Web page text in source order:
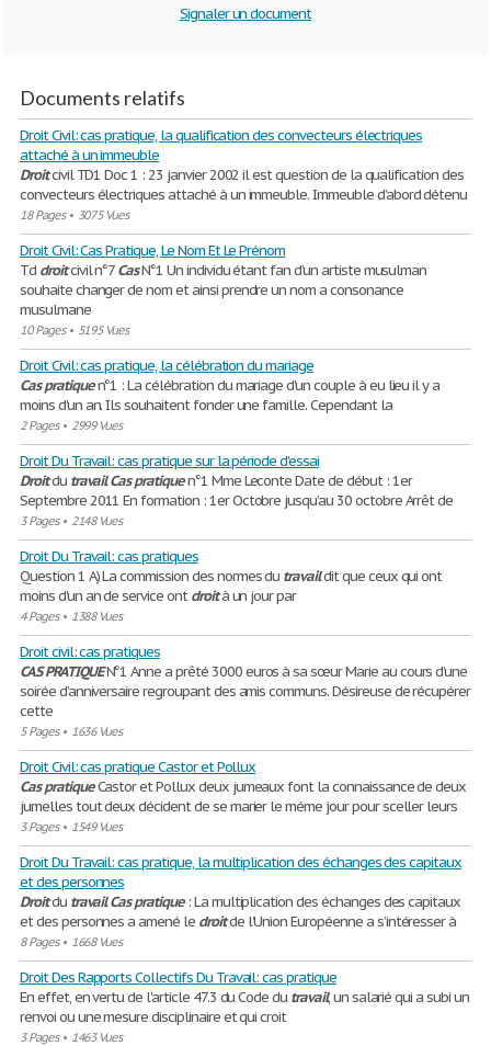
Signaler un document
Documents relatifs
Droit Civil: cas pratique, la qualification des convecteurs électriques
attaché à un immeuble
Droitcivil TD1 Doc 1 : 23 janvier 2002 il est question de la qualification des
convecteurs électriques attaché à un immeuble. Immeuble d’abord détenu
18 Pages• 3075 Vues
Droit Civil: Cas Pratique, Le Nom Et Le Prénom
Td droitcivil n°7CasN°1 Un individu étant fan d’un artiste musulman
souhaite changer de nom et ainsi prendre un nom a consonance
musulmane
10 Pages• 5195 Vues
Droit Civil: cas pratique, la célébration du mariage
Cas pratiquen°1 : La célébration du mariage d'un couple à eu lieu il y a
moins d'un an. Ils souhaitent fonder une famille. Cependant la
2 Pages• 2999 Vues
Droit Du Travail: cas pratique sur la période d'essai
Droitdutravail Cas pratiquen°1 Mme Leconte Date de début : 1er
Septembre 2011 En formation : 1er Octobre jusqu’au 30 octobre Arrêt de
3 Pages• 2148 Vues
Droit Du Travail: cas pratiques
Question 1 A) La commission des normes dutravaildit que ceux qui ont
moins d'un an de service ontdroità un jour par
4 Pages• 1388 Vues
Droit civil: cas pratiques
CASPRATIQUEN°1 Anne a prêté 3000 euros à sa sœur Marie au cours d’une
soirée d’anniversaire regroupant des amis communs. Désireuse de récupérer
cette
5 Pages• 1636 Vues
Droit Civil: cas pratique Castor et Pollux
Cas pratiqueCastor et Pollux deux jumeaux font la connaissance de deux
jumelles tout deux décident de se marier le méme jour pour sceller leurs
3 Pages• 1549 Vues
Droit Du Travail: cas pratique, la multiplication des échanges des capitaux
et des personnes
Droitdutravail Cas pratique: La multiplication des échanges des capitaux
et des personnes a amené le droitde l’Union Européenne a s’intéresser à
8 Pages• 1668 Vues
Droit Des Rapports Collectifs Du Travail: cas pratique
En effet, en vertu de l'article 47.3 du Code dutravail, un salarié qui a subi un
renvoi ou une mesure disciplinaire et qui croit
3 Pages• 1463 Vues